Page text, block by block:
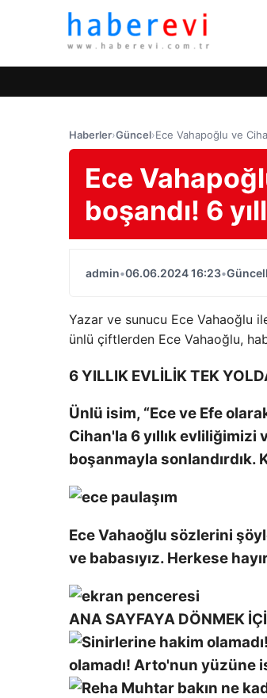
Haberler›Güncel›Ece Vahapoğlu ve
Ece
boşandı! 6
admin•06.06.2024 16:23•
Yazar ve sunucu Ece Vahaoğlu
ünlü çiftlerden Ece Vahaoğlu,
6 YILLIK EVLİLİK TEK
Ünlü isim, “Ece ve Efe
Cihan'la 6 yıllık
boşanmayla sonlandırdık.
Ece Vahaoğlu sözlerini
ve babasıyız. Herkese
ANA SAYFAYA DÖNMEK
olamadı! Arto'nun yüzüne